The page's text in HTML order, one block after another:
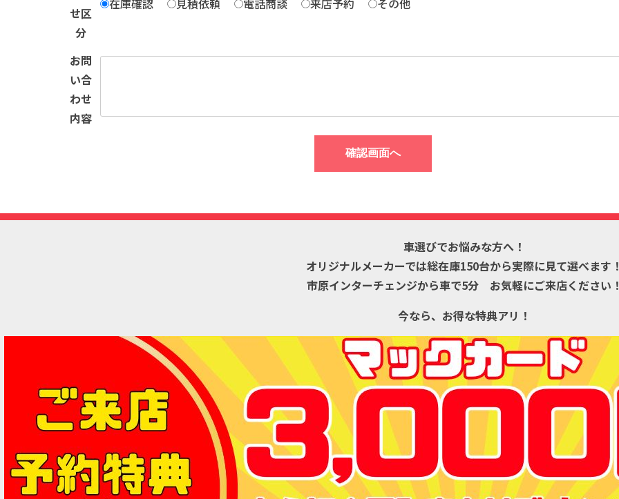
せ区
分
お問
い合
わせ
内容
車選びでお悩みな方へ！
オリジナルメーカーでは総在庫150台から実際に見て選べます
市原インターチェンジから車で5分 お気軽にご来店ください
今なら、お得な特典アリ！